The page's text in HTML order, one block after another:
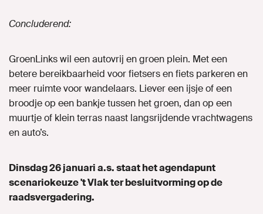
Concluderend:
GroenLinks wil een autovrij en groen plein. Met een
betere bereikbaarheid voor fietsers en fiets parkeren en
meer ruimte voor wandelaars. Liever een ijsje of een
broodje op een bankje tussen het groen, dan op een
muurtje of klein terras naast langsrijdende vrachtwagens
en auto’s.
Dinsdag 26 januari a.s. staat het agendapunt
scenariokeuze 't Vlak ter besluitvorming op de
raadsvergadering.